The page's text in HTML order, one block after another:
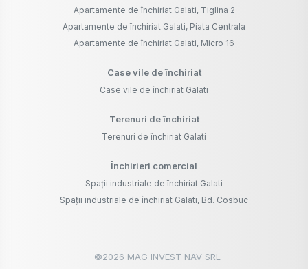
Apartamente de închiriat Galati, Tiglina 2
Apartamente de închiriat Galati, Piata Centrala
Apartamente de închiriat Galati, Micro 16
Case vile de închiriat
Case vile de închiriat Galati
Terenuri de închiriat
Terenuri de închiriat Galati
Închirieri comercial
Spații industriale de închiriat Galati
Spații industriale de închiriat Galati, Bd. Cosbuc
©2026 MAG INVEST NAV SRL